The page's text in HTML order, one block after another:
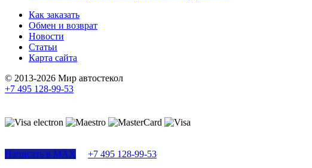
Как заказать
Обмен и возврат
Новости
Статьи
Карта сайта
© 2013-2026 Мир автостекол
+7 495 128-99-53
Написать в MAX
+7 495 128-99-53